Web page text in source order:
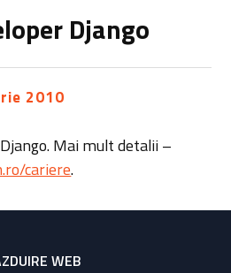
Django
2010
Mai mult detalii –
cariere.
WEB